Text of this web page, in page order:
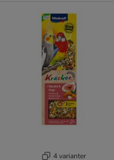
4 varianter